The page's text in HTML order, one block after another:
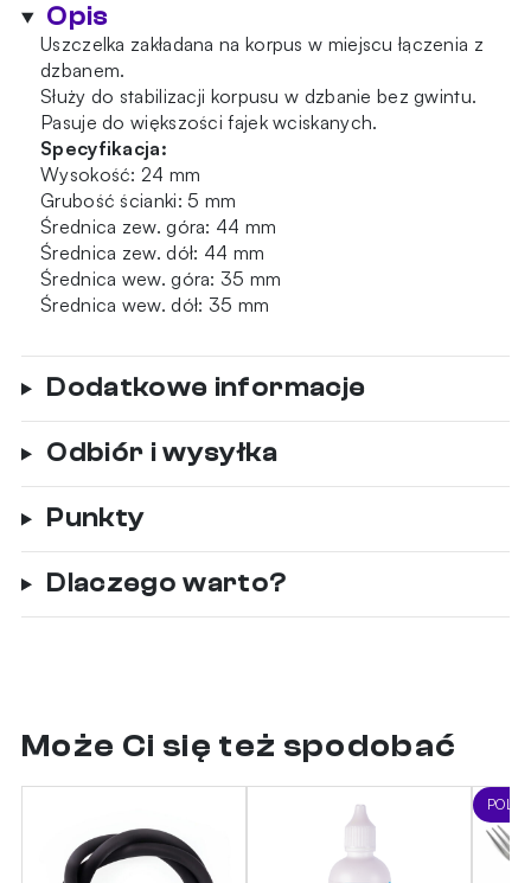
Opis
Uszczelka zakładana na korpus w miejscu łączenia z
dzbanem.
Służy do stabilizacji korpusu w dzbanie bez gwintu.
Pasuje do większości fajek wciskanych.
Specyfikacja:
Wysokość: 24 mm
Grubość ścianki: 5 mm
Średnica zew. góra: 44 mm
Średnica zew. dół: 44 mm
Średnica wew. góra: 35 mm
Średnica wew. dół: 35 mm
Dodatkowe informacje
Odbiór i wysyłka
Punkty
Dlaczego warto?
Może Ci się też spodobać